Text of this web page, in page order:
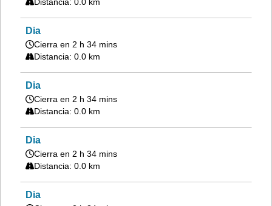
Dia
Cierra en 2 h 34 mins
Distancia: 0.0 km
Dia
Cierra en 2 h 34 mins
Distancia: 0.0 km
Dia
Cierra en 2 h 34 mins
Distancia: 0.0 km
Dia